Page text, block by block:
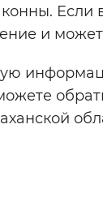
Если
и может